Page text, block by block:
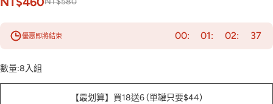
優惠即將結束 00 01 02 35
數量:8入組
【最划算】買18送6 (單罐只要$44)